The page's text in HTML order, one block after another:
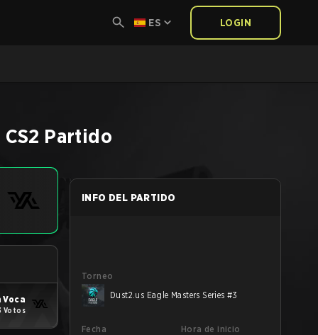
ES LOGIN
CS2 Partido
Voca
Votos
INFO DEL PARTIDO
Torneo
Dust2.us Eagle Masters Series #3
Fecha
Hora de inicio